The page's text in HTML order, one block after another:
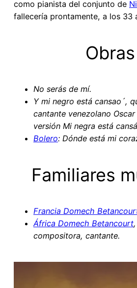
como pianista del conjunto de
fallecería prontamente, a los 33
Obras
No serás de mí.
Y mi negro está cansao´,
cantante venezolano
versión Mi negra está
Bolero: Dónde está mi
Familiares
Francia Domech
África Domech Betancourt
compositora, cantante.